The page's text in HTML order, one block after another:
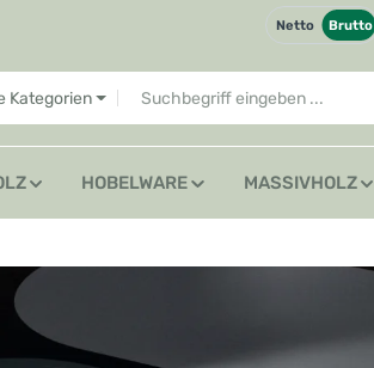
Netto Brutto
Kategorien
HOBELWARE MASSIVHOLZ